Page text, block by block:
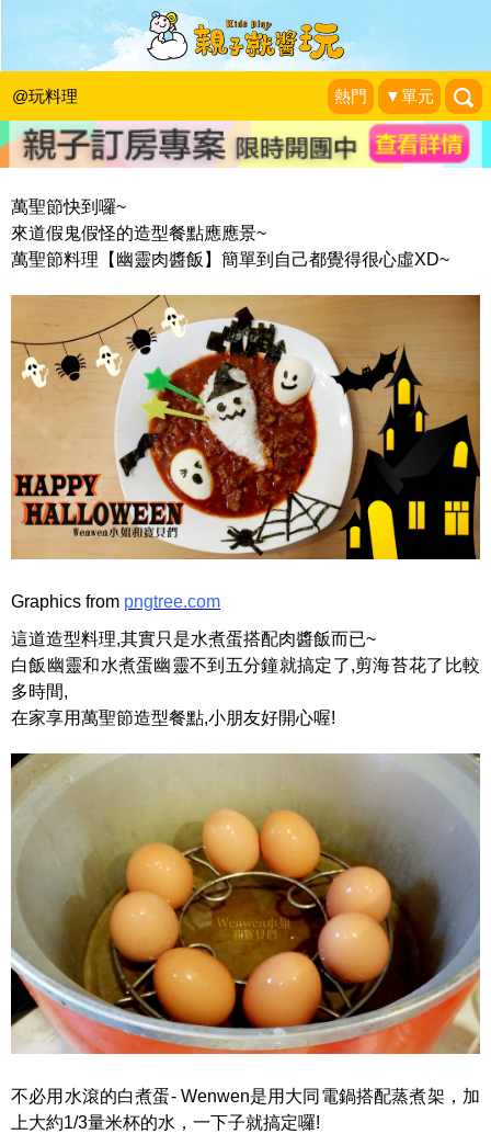
@玩料理 熱門 ▼單元
幽靈肉醬飯，簡單不失敗的萬聖節料理
～
Wenwen小姐和寶貝們|2018-10-26
萬聖節快到囉~
來道假鬼假怪的造型餐點應應景~
萬聖節料理【幽靈肉醬飯】簡單到自己都覺得很心虛XD~
Graphics from pngtree.com
這道造型料理,其實只是水煮蛋搭配肉醬飯而已~
白飯幽靈和水煮蛋幽靈不到五分鐘就搞定了,剪海苔花了比較
多時間,
在家享用萬聖節造型餐點,小朋友好開心喔!
不必用水滾的白煮蛋- Wenwen是用大同電鍋搭配蒸煮架，加
上大約1/3量米杯的水，一下子就搞定囉!